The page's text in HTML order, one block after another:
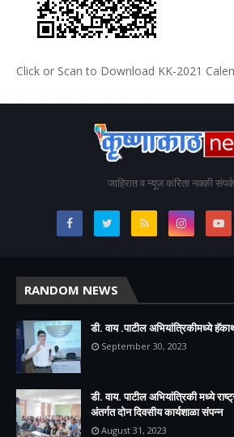
Click or Scan to Download KK-2021
जाहिरात व न्यूज करिता नक्की
RANDOM NEWS
डी. वाय .पाटील अभियांत्रिकीमध्ये
September 30, 2023
डी. वाय. पाटील अभियांत्रिकी मध्ये
अंतर्गत दोन दिवसीय कार्यशाळा संपन्न
August 31, 2023